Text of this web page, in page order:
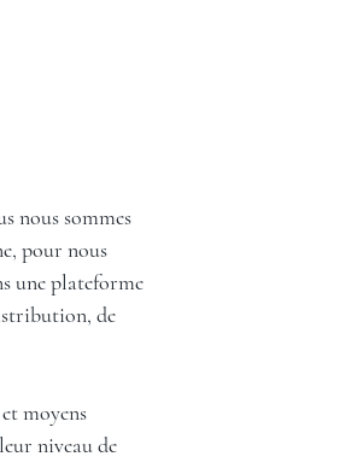
nous sommes
pour nous
une plateforme
de
moyens
niveau de